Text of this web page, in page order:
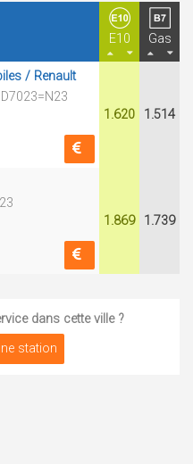
E10 Gas
/ Renault
1.620 1.514
1.869 1.739
dans cette ville ?
station